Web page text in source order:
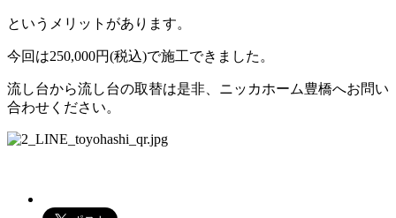
というメリットがあります。
今回は250,000円(税込)で施工できました。
流し台から流し台の取替は是非、ニッカホーム豊橋へお問い
合わせください。